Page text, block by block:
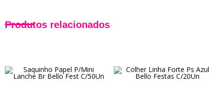
Produtos relacionados